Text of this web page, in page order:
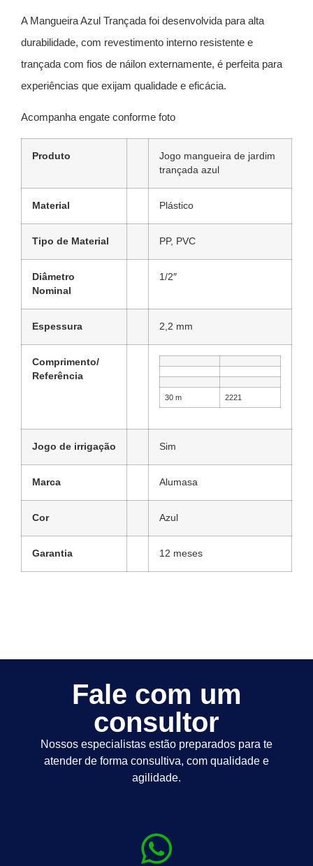
A Mangueira Azul Trançada foi desenvolvida para alta
durabilidade, com revestimento interno resistente e
trançada com fios de náilon externamente, é perfeita para
experiências que exijam qualidade e eficácia.
Acompanha engate conforme foto
Produto
Jogo mangueira de jardim
trançada azul
Material Plástico
Tipo de Material PP, PVC
Diâmetro
Nominal
1/2″
Espessura 2,2 mm
Comprimento/
Referência
30 m 2221
Jogo de irrigação Sim
Marca Alumasa
Cor Azul
Garantia 12 meses
Fale com um
consultor
Nossos especialistas estão preparados para te
atender de forma consultiva, com qualidade e
agilidade.